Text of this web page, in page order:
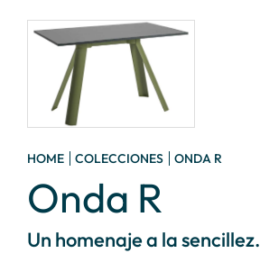
HOME COLECCIONES ONDA R
Onda R
Un homenaje a la sencillez.